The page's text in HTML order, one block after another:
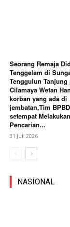
Seorang Remaja
Tenggelam di
Tenggulun Tanjung
Cilamaya Wetan
korban yang ada di
jembatan,Tim
setempat Melakukan
Pencarian...
31 Juli 2026
NASIONAL